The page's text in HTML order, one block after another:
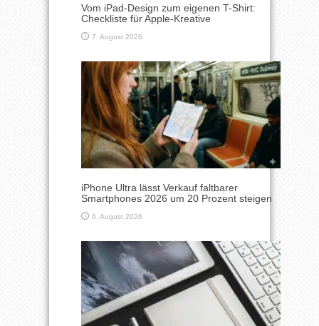
Vom iPad-Design zum eigenen T-Shirt:
Checkliste für Apple-Kreative
7. August 2026
iPhone Ultra lässt Verkauf faltbarer
Smartphones 2026 um 20 Prozent steigen
6. August 2026